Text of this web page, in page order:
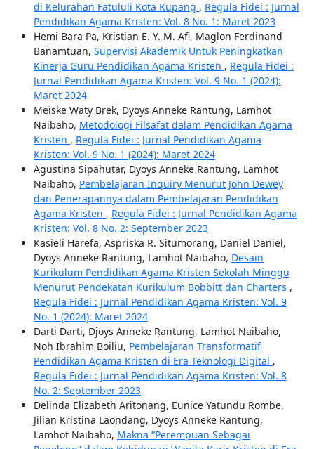
di Kelurahan Fatululi Kota Kupang , Regula Fidei : Jurnal
Pendidikan Agama Kristen: Vol. 8 No. 1: Maret 2023
Hemi Bara Pa, Kristian E. Y. M. Afi, Maglon Ferdinand
Banamtuan, Supervisi Akademik Untuk Peningkatkan
Kinerja Guru Pendidikan Agama Kristen , Regula Fidei :
Jurnal Pendidikan Agama Kristen: Vol. 9 No. 1 (2024):
Maret 2024
Meiske Waty Brek, Dyoys Anneke Rantung, Lamhot
Naibaho, Metodologi Filsafat dalam Pendidikan Agama
Kristen , Regula Fidei : Jurnal Pendidikan Agama
Kristen: Vol. 9 No. 1 (2024): Maret 2024
Agustina Sipahutar, Dyoys Anneke Rantung, Lamhot
Naibaho, Pembelajaran Inquiry Menurut John Dewey
dan Penerapannya dalam Pembelajaran Pendidikan
Agama Kristen , Regula Fidei : Jurnal Pendidikan Agama
Kristen: Vol. 8 No. 2: September 2023
Kasieli Harefa, Aspriska R. Situmorang, Daniel Daniel,
Dyoys Anneke Rantung, Lamhot Naibaho, Desain
Kurikulum Pendidikan Agama Kristen Sekolah Minggu
Menurut Pendekatan Kurikulum Bobbitt dan Charters ,
Regula Fidei : Jurnal Pendidikan Agama Kristen: Vol. 9
No. 1 (2024): Maret 2024
Darti Darti, Djoys Anneke Rantung, Lamhot Naibaho,
Noh Ibrahim Boiliu, Pembelajaran Transformatif
Pendidikan Agama Kristen di Era Teknologi Digital ,
Regula Fidei : Jurnal Pendidikan Agama Kristen: Vol. 8
No. 2: September 2023
Delinda Elizabeth Aritonang, Eunice Yatundu Rombe,
Jilian Kristina Laondang, Dyoys Anneke Rantung,
Lamhot Naibaho, Makna “Perempuan Sebagai